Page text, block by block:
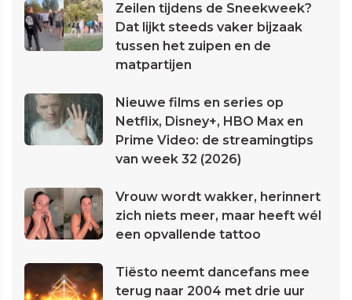
Zeilen tijdens de Sneekweek?
Dat lijkt steeds vaker bijzaak
tussen het zuipen en de
matpartijen
Nieuwe films en series op
Netflix, Disney+, HBO Max en
Prime Video: de streamingtips
van week 32 (2026)
Vrouw wordt wakker, herinnert
zich niets meer, maar heeft wél
een opvallende tattoo
Tiësto neemt dancefans mee
terug naar 2004 met drie uur